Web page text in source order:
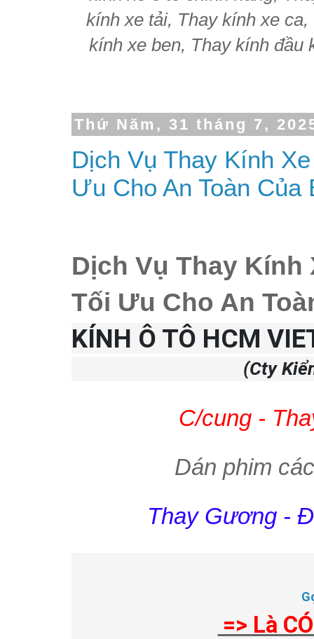
kính xe tải, Thay kính xe
kính xe ben, Thay kính đầu
Thứ Năm, 31 tháng 7,
Dịch Vụ Thay Kính
Ưu Cho An Toàn Của
Dịch Vụ Thay Kính
Tối Ưu Cho An
KÍNH Ô TÔ HCM
(Cty
C/cung -
Dán phim
Thay Gương -
=> Là